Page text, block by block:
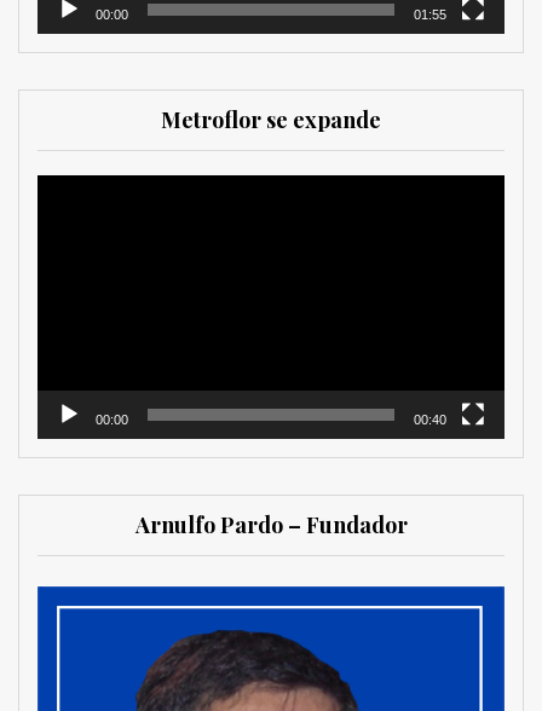
00:00 01:55
Metroflor se expande
00:00 00:40
Arnulfo Pardo – Fundador